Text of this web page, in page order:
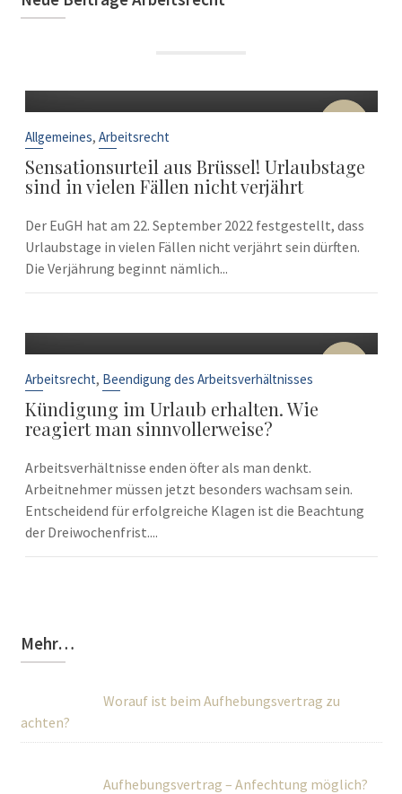
22
Allgemeines, Arbeitsrecht
Sensationsurteil aus Brüssel! Urlaubstage
sind in vielen Fällen nicht verjährt
Der EuGH hat am 22. September 2022 festgestellt, dass
Urlaubstage in vielen Fällen nicht verjährt sein dürften.
Die Verjährung beginnt nämlich...
10
Arbeitsrecht, Beendigung des Arbeitsverhältnisses
Kündigung im Urlaub erhalten. Wie
reagiert man sinnvollerweise?
Arbeitsverhältnisse enden öfter als man denkt.
Arbeitnehmer müssen jetzt besonders wachsam sein.
Entscheidend für erfolgreiche Klagen ist die Beachtung
der Dreiwochenfrist....
Mehr…
Worauf ist beim Aufhebungsvertrag zu
achten?
Aufhebungsvertrag – Anfechtung möglich?